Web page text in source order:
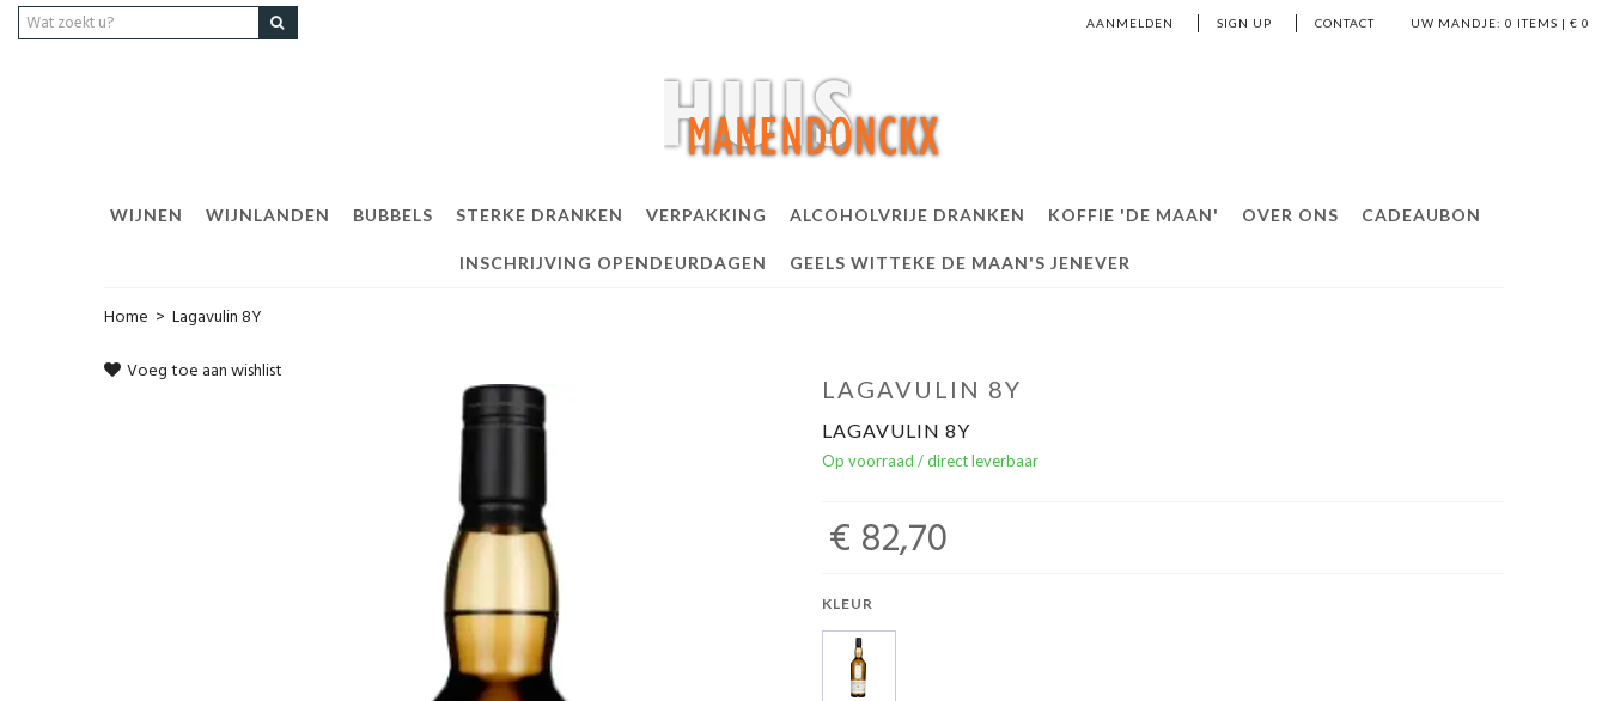
UW MANDJE: 0 ITEMS | € 0
AANMELDEN SIGN UP CONTACT
WIJNEN WIJNLANDEN BUBBELS STERKE DRANKEN VERPAKKING ALCOHOLVRIJE DRANKEN KOFFIE 'DE MAAN' OVER ONS CADEAUBON
INSCHRIJVING OPENDEURDAGEN GEELS WITTEKE DE MAAN'S JENEVER
Home > Lagavulin 8Y
Voeg toe aan wishlist
LAGAVULIN 8Y
LAGAVULIN 8Y
Op voorraad / direct leverbaar
€ 82,70
KLEUR